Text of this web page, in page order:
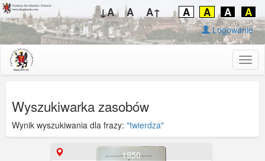
↓A A A↑ A A A A
Logowanie
Wyszukiwarka zasobów
Wynik wyszukiwania dla frazy: "twierdza"
1950